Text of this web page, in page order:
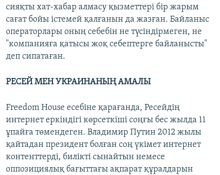
сияқты хат-хабар алмасу қызметтері бір жарым
сағат бойы істемей қалғанын да жазған. Байланыс
операторлары оның себебін не түсіндірмеген, не
"компанияға қатысы жоқ себептерге байланысты"
деп сипатаған.
РЕСЕЙ МЕН УКРАИНАНЫҢ АМАЛЫ
Freedom House есебіне қарағанда, Ресейдің
интернет еркіндігі көрсеткіші соңғы бес жылда 11
ұпайға төмендеген. Владимир Путин 2012 жылы
қайтадан президент болған соң үкімет интернет
контенттерді, билікті сынайтын немесе
оппозициялық бағыттағы ақпарат құралдарын